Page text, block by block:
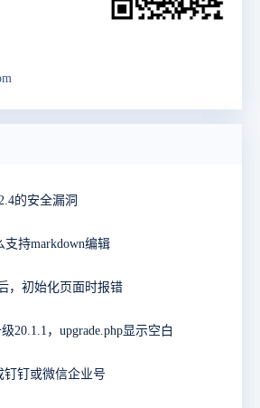
的安全漏洞
支持markdown编辑
，初始化页面时报错
20.1.1，upgrade.php显示空白
钉钉或微信企业号